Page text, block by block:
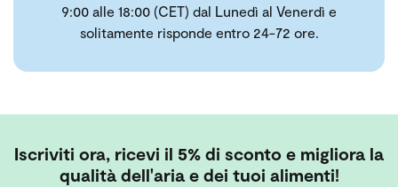
9:00 alle 18:00 (CET) dal Lunedì al Venerdì e
solitamente risponde entro 24-72 ore.
Iscriviti ora, ricevi il 5% di sconto e migliora la
qualità dell'aria e dei tuoi alimenti!